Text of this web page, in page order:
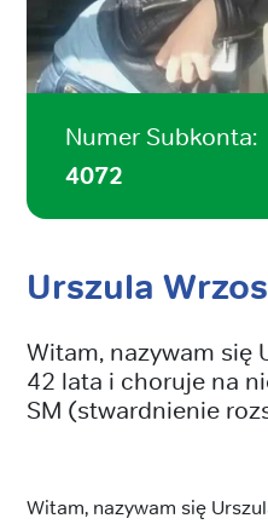
Numer Subkonta:
4072
Urszula
Witam, nazywam się
42 lata i choruje na
SM (stwardnienie
Witam, nazywam się